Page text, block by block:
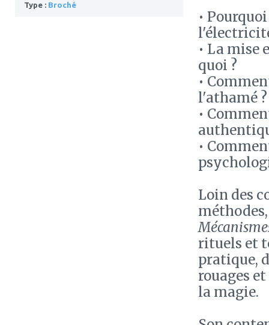
Type : Broché
•
• La mise
quoi ?
•
l'athamé ?
•
•
Loin des
rituels et
pratique,
rouages
la magie.